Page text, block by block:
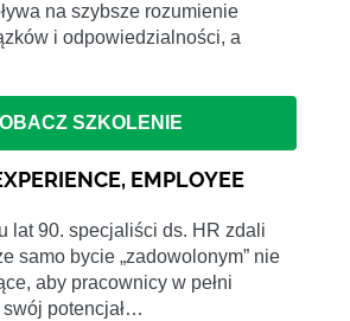
na szybsze rozumienie
i odpowiedzialności, a
SZKOLENIE
EMPLOYEE
lat 90. specjaliści ds. HR zdali
samo bycie „zadowolonym” nie
aby pracownicy w pełni
potencjał…